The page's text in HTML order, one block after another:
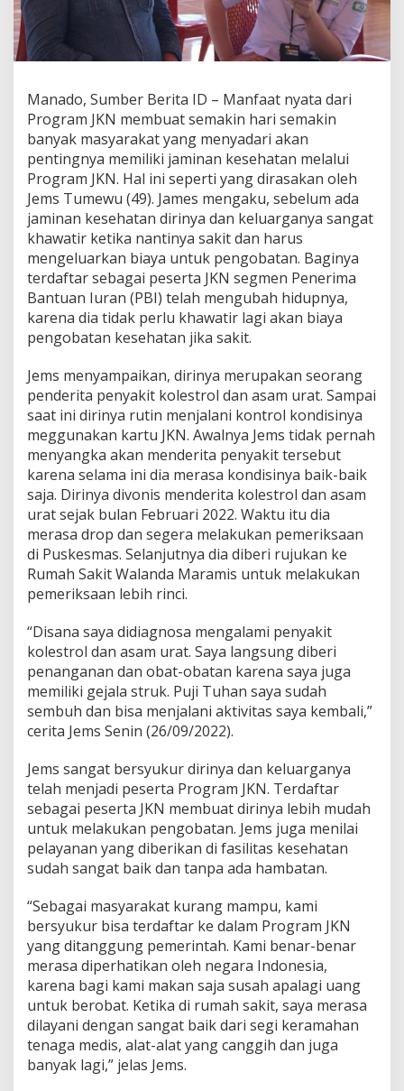
a
n
g
a
B
e
r
m
a
n
f
a
a
t
u
n
t
u
k
M
y
a
r
a
k
a
t
Manado, Sumber Berita ID – Manfaat nyata dari
Program JKN membuat semakin hari semakin
banyak masyarakat yang menyadari akan
pentingnya memiliki jaminan kesehatan melalui
Program JKN. Hal ini seperti yang dirasakan oleh
Jems Tumewu (49). James mengaku, sebelum ada
jaminan kesehatan dirinya dan keluarganya sangat
khawatir ketika nantinya sakit dan harus
mengeluarkan biaya untuk pengobatan. Baginya
terdaftar sebagai peserta JKN segmen Penerima
Bantuan Iuran (PBI) telah mengubah hidupnya,
karena dia tidak perlu khawatir lagi akan biaya
pengobatan kesehatan jika sakit.
Jems menyampaikan, dirinya merupakan seorang
penderita penyakit kolestrol dan asam urat. Sampai
saat ini dirinya rutin menjalani kontrol kondisinya
meggunakan kartu JKN. Awalnya Jems tidak pernah
menyangka akan menderita penyakit tersebut
karena selama ini dia merasa kondisinya baik-baik
saja. Dirinya divonis menderita kolestrol dan asam
urat sejak bulan Februari 2022. Waktu itu dia
merasa drop dan segera melakukan pemeriksaan
di Puskesmas. Selanjutnya dia diberi rujukan ke
Rumah Sakit Walanda Maramis untuk melakukan
pemeriksaan lebih rinci.
“Disana saya didiagnosa mengalami penyakit
kolestrol dan asam urat. Saya langsung diberi
penanganan dan obat-obatan karena saya juga
memiliki gejala struk. Puji Tuhan saya sudah
sembuh dan bisa menjalani aktivitas saya kembali,”
cerita Jems Senin (26/09/2022).
Jems sangat bersyukur dirinya dan keluarganya
telah menjadi peserta Program JKN. Terdaftar
sebagai peserta JKN membuat dirinya lebih mudah
untuk melakukan pengobatan. Jems juga menilai
pelayanan yang diberikan di fasilitas kesehatan
sudah sangat baik dan tanpa ada hambatan.
“Sebagai masyarakat kurang mampu, kami
bersyukur bisa terdaftar ke dalam Program JKN
yang ditanggung pemerintah. Kami benar-benar
merasa diperhatikan oleh negara Indonesia,
karena bagi kami makan saja susah apalagi uang
untuk berobat. Ketika di rumah sakit, saya merasa
dilayani dengan sangat baik dari segi keramahan
tenaga medis, alat-alat yang canggih dan juga
banyak lagi,” jelas Jems.